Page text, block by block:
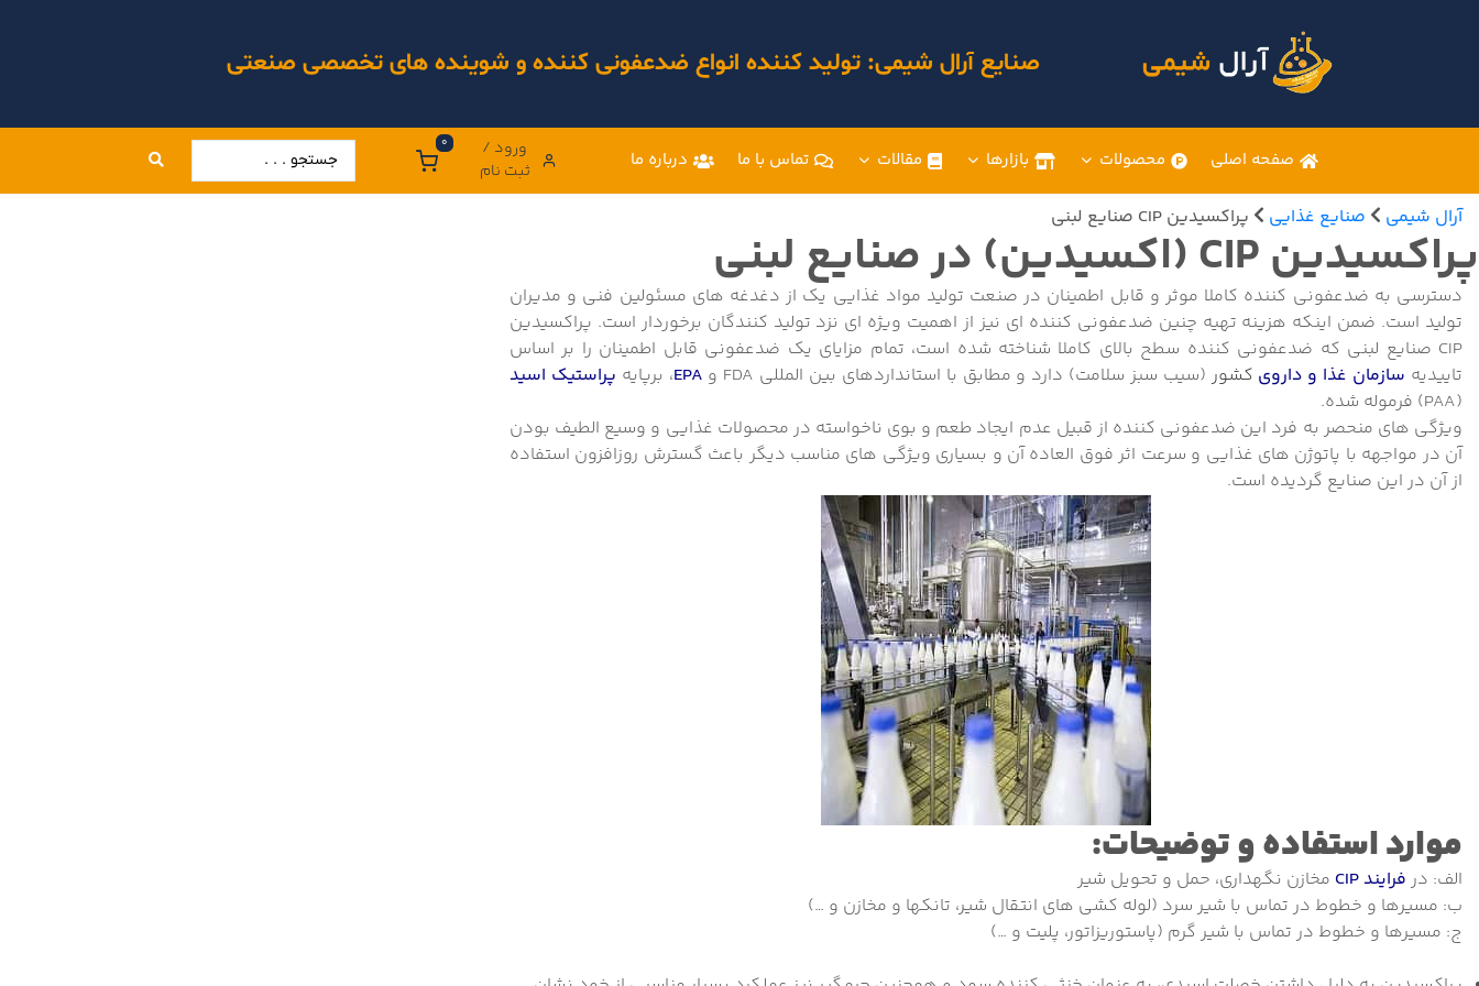
صنایع آرال شیمی: تولید کننده انواع ضدعفونی کننده و شوینده های تخصصی صنعتی
صفحه اصلی محصولات بازارها مقالات تماس با ما درباره ما
ورود /
ثبت نام
0
آرال شیمی صنایع غذایی پراکسیدین CIP صنایع لبنی
پراکسیدین CIP (اکسیدین) در صنایع لبنی
دسترسی به ضدعفونی کننده کاملا موثر و قابل اطمینان در صنعت تولید مواد غذایی یک از دغدغه های مسئولین فنی و مدیران
تولید است. ضمن اینکه هزینه تهیه چنین ضدعفونی کننده ای نیز از اهمیت ویژه ای نزد تولید کنندگان برخوردار است. پراکسیدین
CIP صنایع لبنی که ضدعفونی کننده سطح بالای کاملا شناخته شده است، تمام مزایای یک ضدعفونی قابل اطمینان را بر اساس
تاییدیه سازمان غذا و داروی کشور (سیب سبز سلامت) دارد و مطابق با استانداردهای بین المللی FDA و EPA، برپایه پراستیک اسید
(PAA) فرموله شده.
ویژگی های منحصر به فرد این ضدعفونی کننده از قبیل عدم ایجاد طعم و بوی ناخواسته در محصولات غذایی و وسیع الطیف بودن
آن در مواجهه با پاتوژن های غذایی و سرعت اثر فوق العاده آن و بسیاری ویژگی های مناسب دیگر باعث گسترش روزافزون استفاده
از آن در این صنایع گردیده است.
موارد استفاده و توضیحات:
الف: در فرایند CIP
مخازن نگهداری، حمل و تحویل شیر
ب: مسیرها و خطوط در تماس با شیر سرد (لوله کشی های انتقال شیر، تانکها و مخازن و …)
ج: مسیرها و خطوط در تماس با شیر گرم (پاستوریزاتور، پلیت و …)